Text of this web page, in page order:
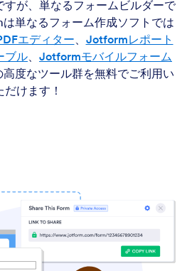
が、単なるフォームビルダーで
単なるフォーム作成ソフトでは
エディター
Jotformレポート
ブル
Jotformモバイルフォーム
度なツール群を無料でご利用い
だけます！